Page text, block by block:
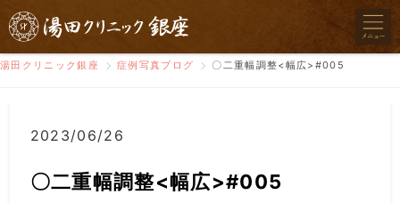
湯田クリニック銀座 症例写真ブログ 〇二重幅調整<幅広>#005
2023/06/26
〇二重幅調整<幅広>#005